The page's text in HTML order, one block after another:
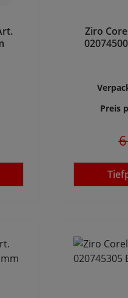
Ziro
Preis